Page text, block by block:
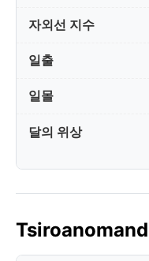
자외선 지수
일출
일몰
달의 위상